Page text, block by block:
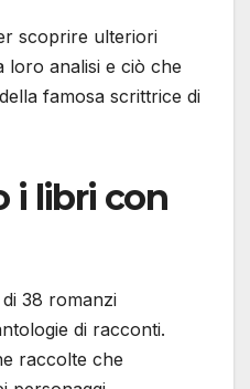
scoprire ulteriori
loro analisi e ciò che
famosa scrittrice di
i libri con
38 romanzi
di racconti.
raccolte che